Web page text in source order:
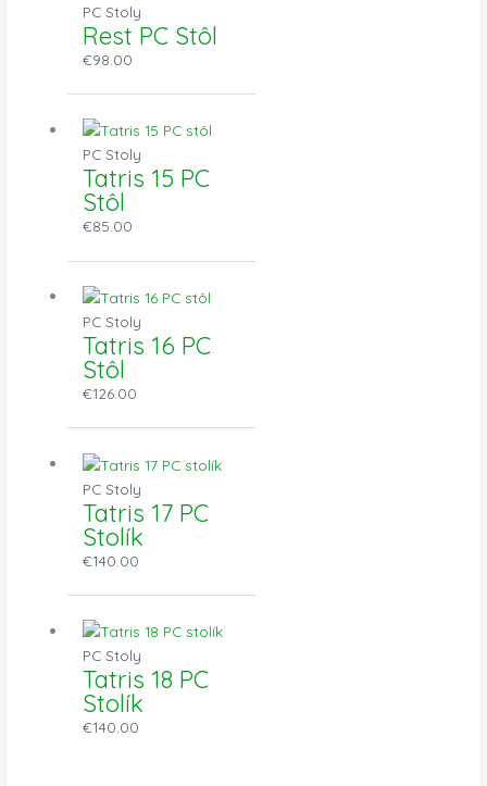
PC Stoly
Rest PC Stôl
€98.00
PC Stoly
Tatris 15 PC
Stôl
€85.00
PC Stoly
Tatris 16 PC
Stôl
€126.00
PC Stoly
Tatris 17 PC
Stolík
€140.00
PC Stoly
Tatris 18 PC
Stolík
€140.00